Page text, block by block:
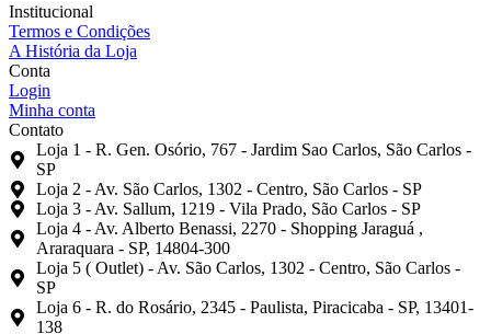
Institucional
Termos e Condições
A História da Loja
Conta
Login
Minha conta
Contato
Loja 1 - R. Gen. Osório, 767 - Jardim Sao Carlos, São Carlos -
SP
Loja 2 - Av. São Carlos, 1302 - Centro, São Carlos - SP
Loja 3 - Av. Sallum, 1219 - Vila Prado, São Carlos - SP
Loja 4 - Av. Alberto Benassi, 2270 - Shopping Jaraguá ,
Araraquara - SP, 14804-300
Loja 5 ( Outlet) - Av. São Carlos, 1302 - Centro, São Carlos -
SP
Loja 6 - R. do Rosário, 2345 - Paulista, Piracicaba - SP, 13401-
138